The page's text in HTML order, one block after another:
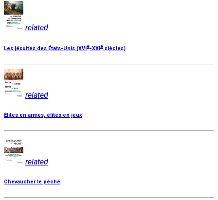
related
Les jésuites des États-Unis (XVI e-XXI e siècles)
related
Élites en armes, élites en jeux
related
Chevaucher le péché